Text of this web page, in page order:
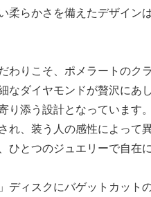
柔らかさを備えたデザイン
わりこそ、ポメラートのク
なダイヤモンドが贅沢にあ
り添う設計となっています
れ、装う人の感性によって
ひとつのジュエリーで自在
ディスクにバゲットカット